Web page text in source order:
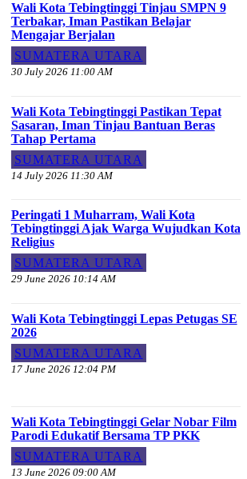
Wali Kota Tebingtinggi Tinjau SMPN 9
Terbakar, Iman Pastikan Belajar
Mengajar Berjalan
SUMATERA UTARA
30 July 2026 11:00 AM
Wali Kota Tebingtinggi Pastikan Tepat
Sasaran, Iman Tinjau Bantuan Beras
Tahap Pertama
SUMATERA UTARA
14 July 2026 11:30 AM
Peringati 1 Muharram, Wali Kota
Tebingtinggi Ajak Warga Wujudkan Kota
Religius
SUMATERA UTARA
29 June 2026 10:14 AM
Wali Kota Tebingtinggi Lepas Petugas SE
2026
SUMATERA UTARA
17 June 2026 12:04 PM
Wali Kota Tebingtinggi Gelar Nobar Film
Parodi Edukatif Bersama TP PKK
SUMATERA UTARA
13 June 2026 09:00 AM